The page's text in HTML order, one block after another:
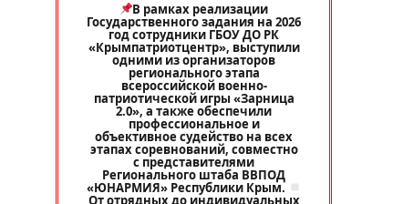
В рамках реализации
Государственного задания на 2026
год сотрудники ГБОУ ДО РК
«Крымпатриотцентр», выступили
одними из организаторов
регионального этапа
всероссийской военно-
патриотической игры «Зарница
2.0», а также обеспечили
профессиональное и
объективное судейство на всех
этапах соревнований, совместно
с представителями
Регионального штаба ВВПОД
«ЮНАРМИЯ» Республики Крым.
От отрядных до индивидуальных